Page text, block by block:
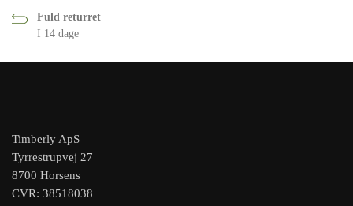
Fuld returret
I 14 dage
Timberly ApS
Tyrrestrupvej 27
8700 Horsens
CVR: 38518038